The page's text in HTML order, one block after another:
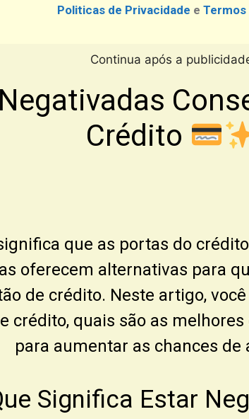
Politicas de Privacidade e Termos
Continua após a
Crédito
que as portas do
oferecem alternativas para
de crédito. Neste artigo,
crédito, quais são as
para aumentar as chances de
Significa Estar